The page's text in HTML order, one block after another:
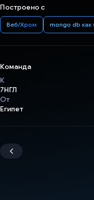
Построено с
Веб/Хром mongo db
Команда
К
7НГЛ
От
Египет